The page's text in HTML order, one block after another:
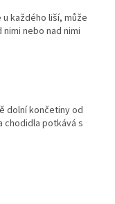
každého liší, může
nebo nad nimi
dolní končetiny od
chodidla potkává s